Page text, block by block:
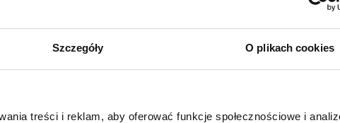
Szczegóły O plikach cookies
treści i reklam, aby oferować funkcje społecznościowe i
kupili również